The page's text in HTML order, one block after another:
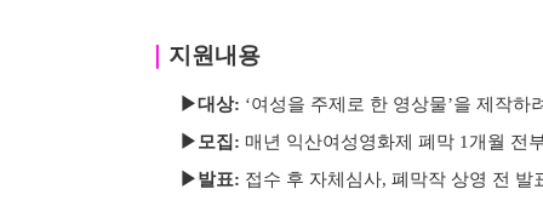
지원내용
▶대상: ‘여성을 주제로 한 영상물’을 제작하
▶ 모집: 매년 익산여성영화제 폐막 1개월 전
▶발표: 접수 후 자체심사, 폐막작 상영 전 발